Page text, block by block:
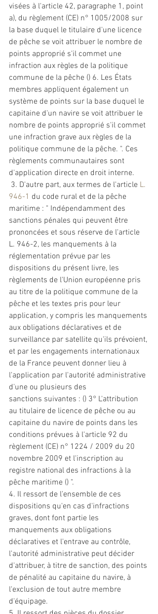
visées à l'article 42, paragraphe 1, point
a), du règlement (CE) n° 1005/2008 sur
la base duquel le titulaire d'une licence
de pêche se voit attribuer le nombre de
points approprié s'il commet une
infraction aux règles de la politique
commune de la pêche () 6. Les États
membres appliquent également un
système de points sur la base duquel le
capitaine d'un navire se voit attribuer le
nombre de points approprié s'il commet
une infraction grave aux règles de la
politique commune de la pêche. ". Ces
règlements communautaires sont
d'application directe en droit interne.
3. D'autre part, aux termes de l'article L.
946-1 du code rural et de la pêche
maritime : " Indépendamment des
sanctions pénales qui peuvent être
prononcées et sous réserve de l'article
L. 946-2, les manquements à la
réglementation prévue par les
dispositions du présent livre, les
règlements de l'Union européenne pris
au titre de la politique commune de la
pêche et les textes pris pour leur
application, y compris les manquements
aux obligations déclaratives et de
surveillance par satellite qu'ils prévoient,
et par les engagements internationaux
de la France peuvent donner lieu à
l'application par l'autorité administrative
d'une ou plusieurs des
sanctions suivantes : () 3° L'attribution
au titulaire de licence de pêche ou au
capitaine du navire de points dans les
conditions prévues à l'article 92 du
règlement (CE) n° 1224 / 2009 du 20
novembre 2009 et l'inscription au
registre national des infractions à la
pêche maritime () ".
4. Il ressort de l'ensemble de ces
dispositions qu'en cas d'infractions
graves, dont font partie les
manquements aux obligations
déclaratives et l'entrave au contrôle,
l'autorité administrative peut décider
d'attribuer, à titre de sanction, des points
de pénalité au capitaine du navire, à
l'exclusion de tout autre membre
d'équipage.